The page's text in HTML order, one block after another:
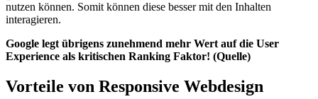
nutzen können. Somit können diese besser mit den Inhalten
interagieren.
Google legt übrigens zunehmend mehr Wert auf die User
Experience als kritischen Ranking Faktor! (Quelle)
Vorteile von Responsive Webdesign